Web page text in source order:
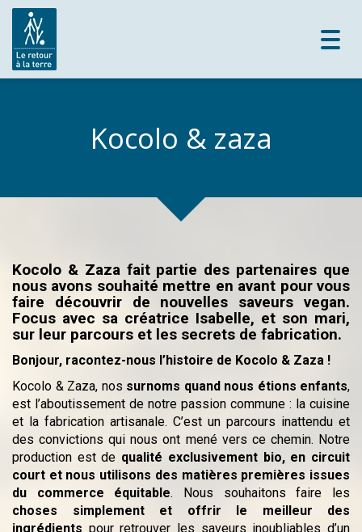
Kocolo & zaza
Kocolo & Zaza fait partie des partenaires que
nous avons souhaité mettre en avant pour vous
faire découvrir de nouvelles saveurs vegan.
Focus avec sa créatrice Isabelle, et son mari,
sur leur parcours et les secrets de fabrication.
Bonjour, racontez-nous l’histoire de Kocolo & Zaza !
Kocolo & Zaza, nos surnoms quand nous étions enfants,
est l’aboutissement de notre passion commune : la cuisine
et la fabrication artisanale. C’est un parcours inattendu et
des convictions qui nous ont mené vers ce chemin. Notre
production est de qualité exclusivement bio, en circuit
court et nous utilisons des matières premières issues
du commerce équitable. Nous souhaitons faire les
choses simplement et offrir le meilleur des
ingrédients pour retrouver les saveurs inoubliables d’un